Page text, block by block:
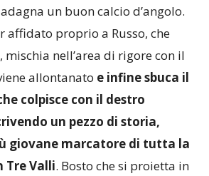
un buon calcio d’angolo.
affidato proprio a Russo, che
nell’area di rigore con il
allontanato e infine sbuca il
colpisce con il destro
un pezzo di storia,
giovane marcatore di tutta la
Tre Valli. Bosto che si proietta in